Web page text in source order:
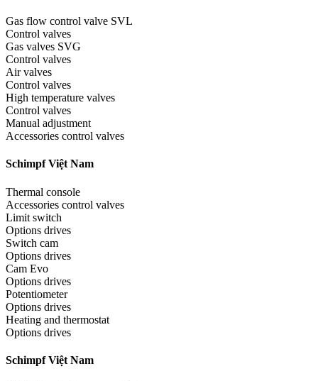
Gas flow control valve SVL
Control valves
Gas valves SVG
Control valves
Air valves
Control valves
High temperature valves
Control valves
Manual adjustment
Accessories control valves
Schimpf Việt Nam
Thermal console
Accessories control valves
Limit switch
Options drives
Switch cam
Options drives
Cam Evo
Options drives
Potentiometer
Options drives
Heating and thermostat
Options drives
Schimpf Việt Nam